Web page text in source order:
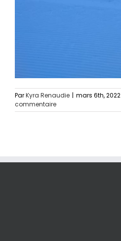
ParKyra Renaudie | mars 6th, 2022
commentaire